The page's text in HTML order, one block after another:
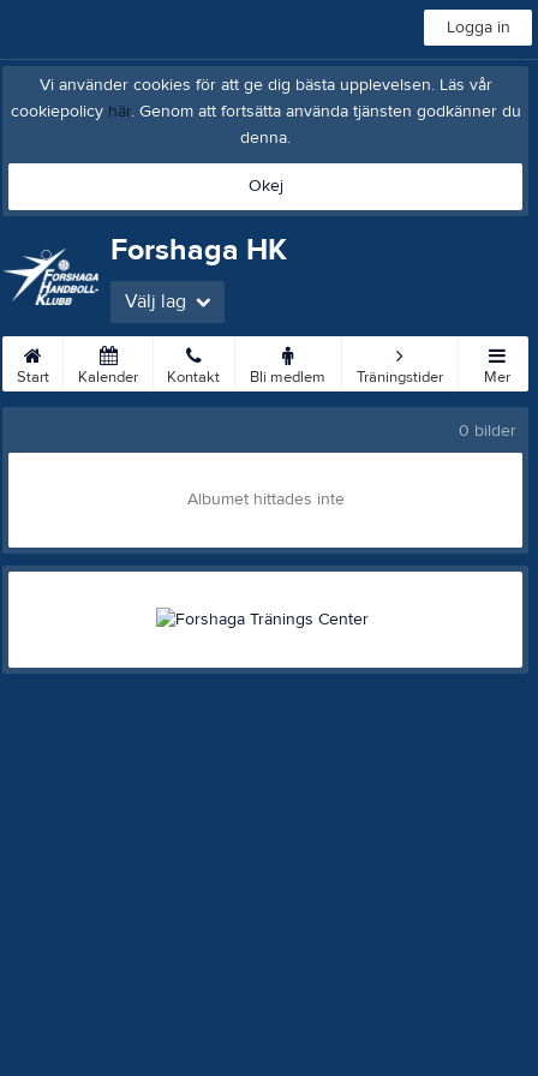
Logga in
Vi använder cookies för att ge dig bästa upplevelsen. Läs vår
cookiepolicy här. Genom att fortsätta använda tjänsten godkänner du
denna.
Okej
Forshaga HK
Välj lag
Start Kalender Kontakt Bli medlem Träningstider Mer
0 bilder
Albumet hittades inte